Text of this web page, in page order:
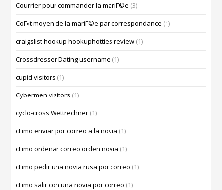
Courrier pour commander la mariГ©e (3)
CoГ»t moyen de la mariГ©e par correspondance (1)
craigslist hookup hookuphotties review (1)
Crossdresser Dating username (1)
cupid visitors (1)
Cybermen visitors (1)
cyclo-cross Wettrechner (1)
cГіmo enviar por correo a la novia (1)
cГіmo ordenar correo orden novia (1)
cГіmo pedir una novia rusa por correo (1)
cГіmo salir con una novia por correo (1)